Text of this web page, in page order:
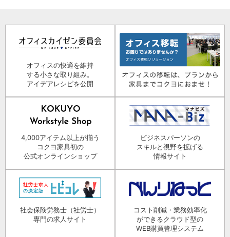
オフィスの快適を維持
する小さな取り組み。
アイデアレシピを公開
4,000アイテム以上が揃う
コクヨ家具初の
公式オンラインショップ
ビジネスパーソンの
スキルと視野を拡げる
情報サイト
社会保険労務士（社労士）
専門の求人サイト
コスト削減・業務効率化
ができるクラウド型の
WEB購買管理システム